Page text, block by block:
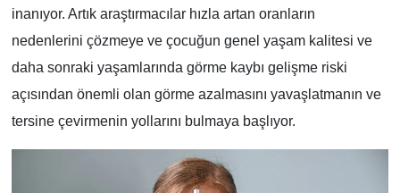
inanıyor. Artık araştırmacılar hızla artan oranların
nedenlerini çözmeye ve çocuğun genel yaşam kalitesi ve
daha sonraki yaşamlarında görme kaybı gelişme riski
açısından önemli olan görme azalmasını yavaşlatmanın ve
tersine çevirmenin yollarını bulmaya başlıyor.